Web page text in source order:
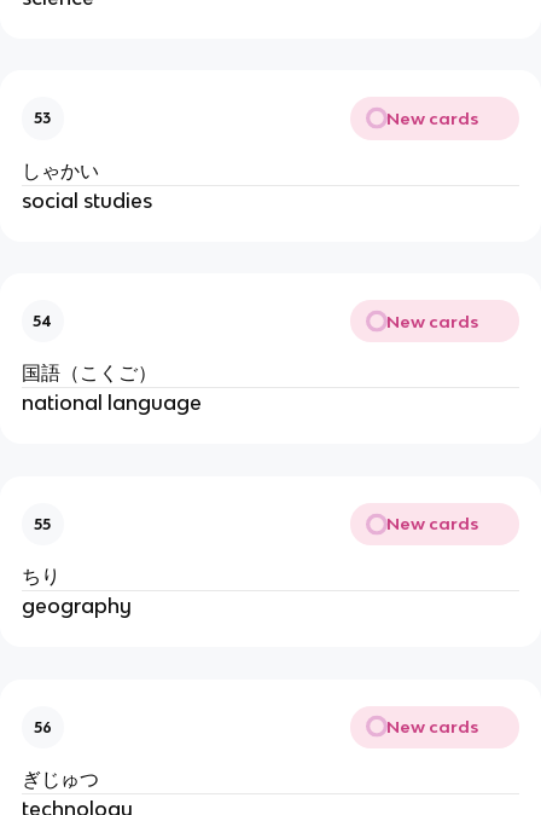
53 New cards
しゃかい
social studies
54 New cards
国語（こくご）
national language
55 New cards
ちり
geography
56 New cards
ぎじゅつ
technology